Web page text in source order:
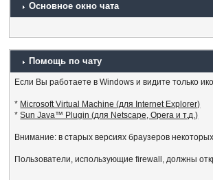
Основное окно чата
Помощь по чату
Если Вы работаете в Windows и видите только
* Microsoft Virtual Machine (для Internet Explorer)
*Sun Java™ Plugin (для Netscape, Opera и т.д.)
Внимание: в старых версиях браузеров
Пользователи, использующие firewall, должны